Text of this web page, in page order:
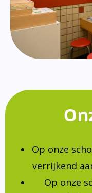
Op onze
verrijkend
Op onze